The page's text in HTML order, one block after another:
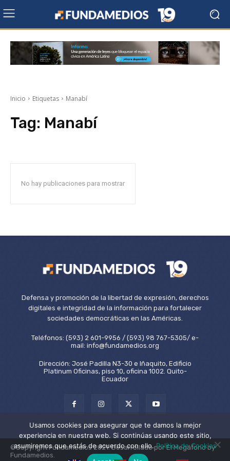
Inicio Etiquetas Manabí
Tag: Manabí
No hay publicaciones para mostrar
Defensa y promoción de la libertad de expresión, derechos
digitales e integridad de la información para fortalecer
sociedades democráticas en las Américas.
Teléfonos: (593) 2 601-9956 / (593) 98 767-5305/ e-
mail: info@fundamedios.org
Dirección: José Padilla N3-30 e Iñaquito, Edificio
Platinum Oficinas, piso 10, oficina 1002. Quito-
Ecuador
©Copyright Fundamedios 2021. Desarrollado por El Megáfono by
Fundamedios.
Usamos cookies para asegurar que te damos la mejor
experiencia en nuestra web. Si continúas usando este sitio,
asumiremos que estás de acuerdo con ello.Política de Cookies